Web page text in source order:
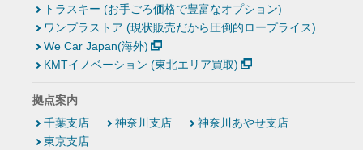
トラスキー (お手ごろ価格で豊富なオプション)
ワンプラストア (現状販売だから圧倒的ロープライス)
We Car Japan(海外)
KMTイノベーション (東北エリア買取)
拠点案内
千葉支店
神奈川支店
神奈川あやせ支店
東京支店